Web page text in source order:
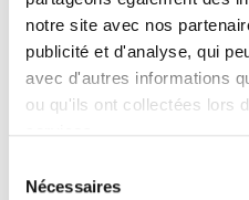
notre site avec nos
publicité et d'analyse, qui
avec d'autres informations
ou qu'ils ont collectées lors
Nécessaires